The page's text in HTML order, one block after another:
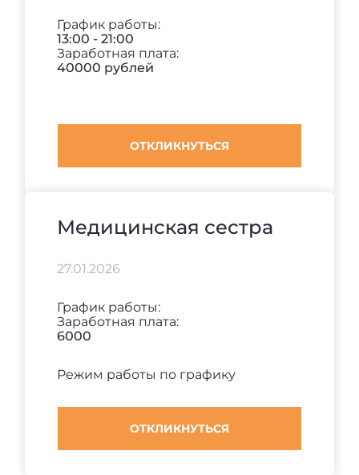
График работы:
13:00 - 21:00
Заработная плата:
40000 рублей
ОТКЛИКНУТЬСЯ
Медицинская сестра
27.01.2026
График работы:
Заработная плата:
6000
Режим работы по графику
ОТКЛИКНУТЬСЯ